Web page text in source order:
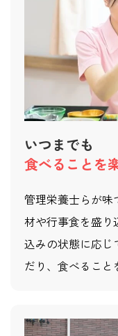
いつまでも
食べることを
管理栄養士らが味
材や行事食を盛り
込みの状態に応じ
だり、食べること